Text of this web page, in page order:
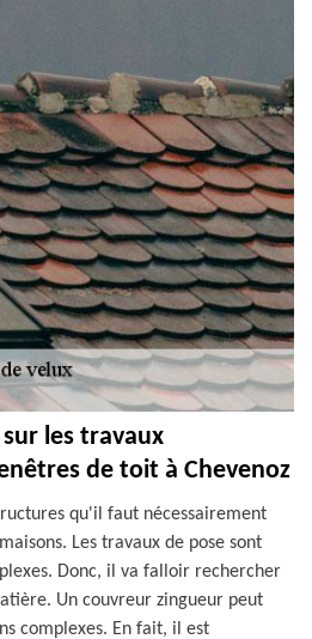
les travaux
de toit à Chevenoz
qu'il faut nécessairement
Les travaux de pose sont
Donc, il va falloir rechercher
Un couvreur zingueur peut
complexes. En fait, il est